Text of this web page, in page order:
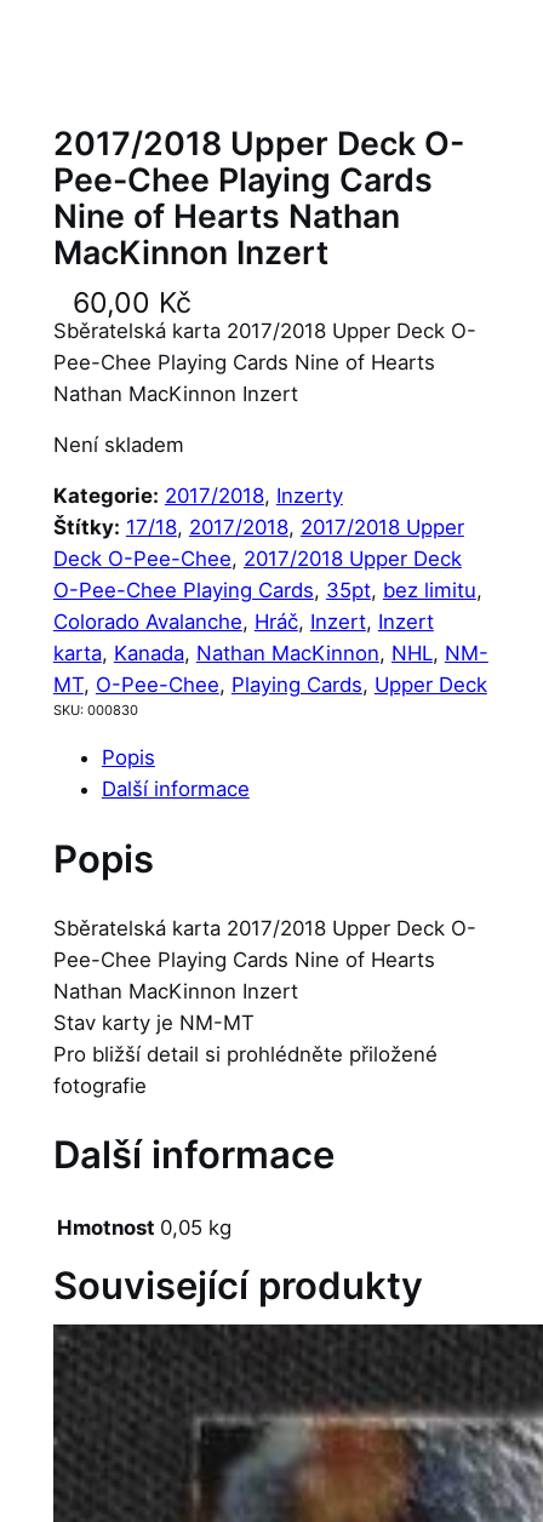
2017/2018 Upper Deck O-
Pee-Chee Playing Cards
Nine of Hearts Nathan
MacKinnon Inzert
60,00 Kč
Sběratelská karta 2017/2018 Upper Deck O-
Pee-Chee Playing Cards Nine of Hearts
Nathan MacKinnon Inzert
Není skladem
Kategorie: 2017/2018, Inzerty
Štítky: 17/18, 2017/2018, 2017/2018 Upper
Deck O-Pee-Chee, 2017/2018 Upper Deck
O-Pee-Chee Playing Cards, 35pt, bez limitu
Colorado Avalanche, Hráč, Inzert, Inzert
karta, Kanada, Nathan MacKinnon, NHL, NM-
MT, O-Pee-Chee, Playing Cards, Upper Deck
SKU: 000830
Popis
Další informace
Popis
Sběratelská karta 2017/2018 Upper Deck O-
Pee-Chee Playing Cards Nine of Hearts
Nathan MacKinnon Inzert
Stav karty je NM-MT
Pro bližší detail si prohlédněte přiložené
fotografie
Další informace
Hmotnost 0,05 kg
Související produkty